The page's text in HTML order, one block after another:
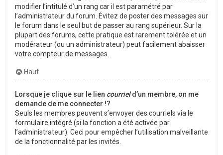
modifier l’intitulé d’un rang car il est paramétré par
l’administrateur du forum. Évitez de poster des messages sur
le forum dans le seul but de passer au rang supérieur. Sur la
plupart des forums, cette pratique est rarement tolérée et un
modérateur (ou un administrateur) peut facilement abaisser
votre compteur de messages.
Haut
Lorsque je clique sur le lien courrield’un membre, on me
demande de me connecter !?
Seuls les membres peuvent s’envoyer des courriels via le
formulaire intégré (si la fonction a été activée par
l’administrateur). Ceci pour empêcher l’utilisation malveillante
de la fonctionnalité par les invités.